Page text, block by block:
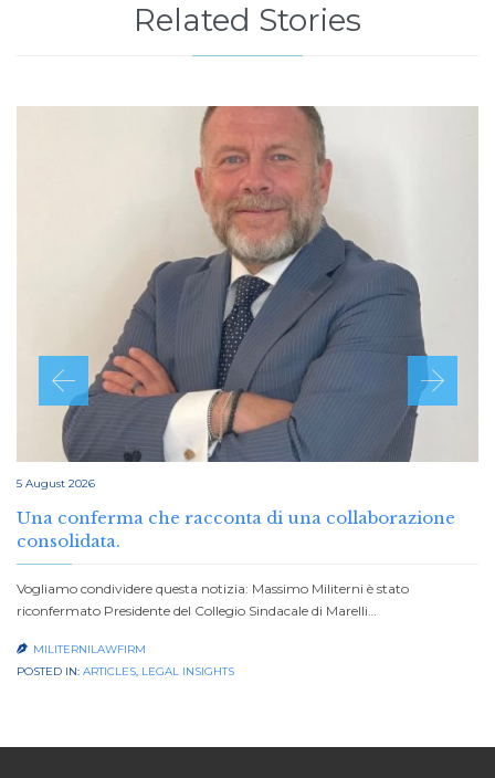
Related Stories
5 August 2026
Una conferma che racconta di una collaborazione
consolidata.
Vogliamo condividere questa notizia: Massimo Militerni è stato
riconfermato Presidente del Collegio Sindacale di Marelli…
 MILITERNILAWFIRM
POSTED IN: ARTICLES, LEGAL INSIGHTS